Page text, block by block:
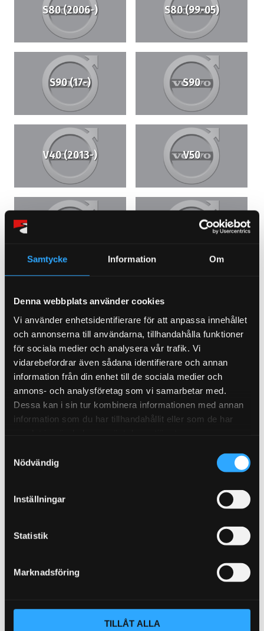
Samtycke Information Om
Denna webbplats använder cookies
Vi använder enhetsidentifierare för att anpassa innehållet
och annonserna till användarna, tillhandahålla funktioner
för sociala medier och analysera vår trafik. Vi
vidarebefordrar även sådana identifierare och annan
information från din enhet till de sociala medier och
annons- och analysföretag som vi samarbetar med.
Dessa kan i sin tur kombinera informationen med annan
information som du har tillhandahållit eller som de har
Nödvändig
Inställningar
Statistik
Marknadsföring
TILLÅT ALLA
S80 (2006-) S80 (99-05)
S90 (17-) S90
V40 (2013-) V50
V60
V70 1 (97-00) V70 N (01-07)
V70 2 (08-) V90 (17-)